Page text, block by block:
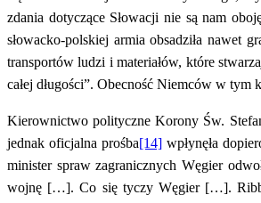
zdania dotyczące Słowacji nie są nam
słowacko-polskiej armia obsadziła nawet
transportów ludzi i materiałów, które
całej długości”. Obecność Niemców w
Kierownictwo polityczne Korony Św.
jednak oficjalna prośba[14] wpłynęła
minister spraw zagranicznych Węgier
wojnę […]. Co się tyczy Węgier […].